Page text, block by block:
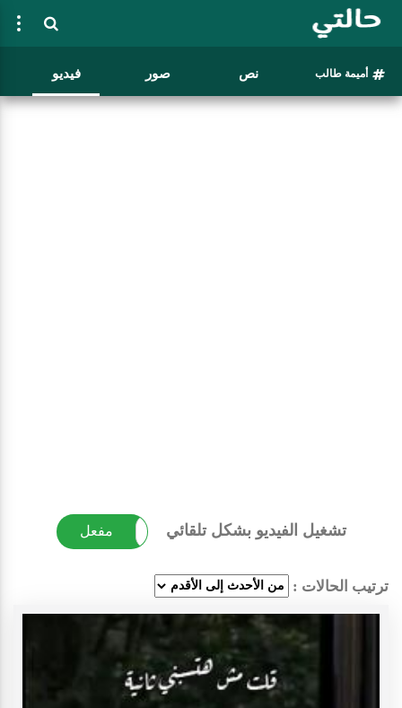
أميمة طالب نص صور فيديو
تشغيل الفيديو بشكل تلقائي مفعل غير مفعل
ترتيب الحالات :